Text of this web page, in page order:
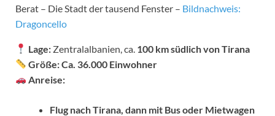
Berat – Die Stadt der tausend Fenster – Bildnachweis:
Dragoncello
Lage: Zentralalbanien, ca. 100 km südlich von Tirana
Größe:Ca. 36.000 Einwohner
Anreise:
Flug nach Tirana, dann mit Bus oder Mietwagen